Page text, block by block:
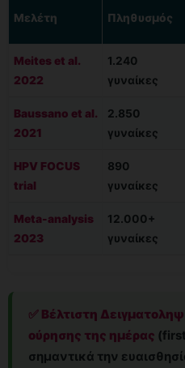
Μελέτη Πληθυσμός
Meites et al.
2022
1.240
γυναίκες
Baussano et al.
2021
2.850
γυναίκες
HPV FOCUS
trial
890
γυναίκες
Meta-analysis
2023
12.000+
γυναίκες
✅ Βέλτιστη
ούρησης της ημέρας
σημαντικά την